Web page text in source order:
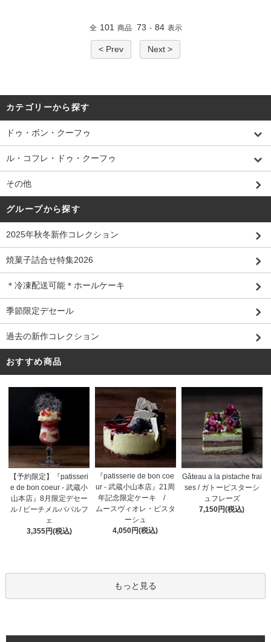
全 101 商品 73 - 84 表示
< Prev Next >
カテゴリーから探す
ドゥ・ボン・クーフゥ
ル・コフレ・ドゥ・クーフゥ
その他
グループから探す
2025年秋冬新作コレクション
焼菓子詰合せ特集2026
＊冷凍配送可能＊ホールケーキ
季節限定デセール
過去の新作コレクション
おすすめ商品
【予約限定】『patisseri
e de bon coeur - 武蔵小
山本店』8月限定デセー
ル / ピーチメルバパルフ
ェ
3,355円(税込)
『patisserie de bon coe
ur - 武蔵小山本店』21周
年記念限定ケーキ /
ムースヴィオレ・ピスタ
ーシュ
4,050円(税込)
Gâteau a la pistache frai
ses / ガトーピスターシ
ュフレーズ
7,150円(税込)
もっと見る